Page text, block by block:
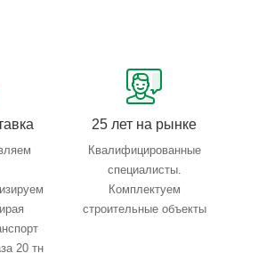
20 тн
25 лет на рынке
Квалифицированные
специалисты.
Комплектуем
строительные объекты